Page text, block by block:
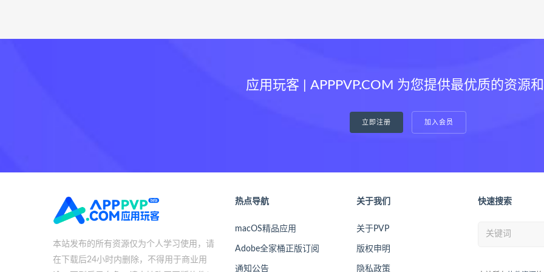
应用玩客 | APPPVP.COM 为您提供最优质的资源
立即注册 加入会员
本站发布的所有资源仅为个人学习使用，请
在下载后24小时内删除，不得用于商业用
热点导航
macOS精品应用
Adobe全家桶正版订阅
通知公告
关于我们
关于PVP
版权申明
隐私政策
快速搜索